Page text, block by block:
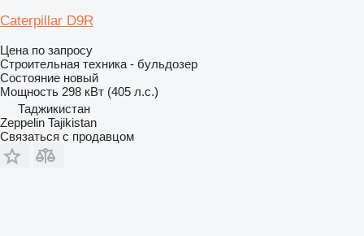
Caterpillar D9R
Цена по запросу
Строительная техника - бульдозер
Состояние новый
Мощность 298 кВт (405 л.с.)
Таджикистан
Zeppelin Tajikistan
Связаться с продавцом